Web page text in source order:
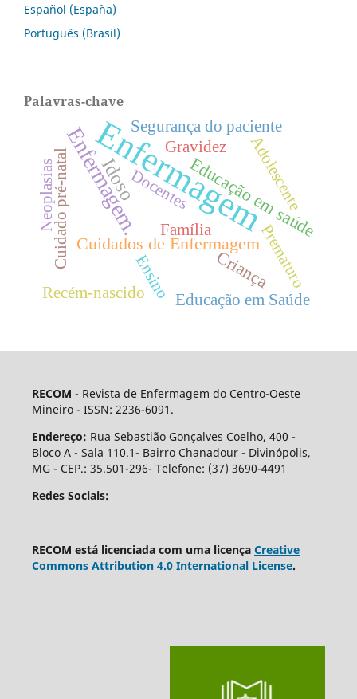
Español (España)
Português (Brasil)
Palavras-chave
Enfermagem
Enfermagem.
Idoso
Cuidados de Enfermagem
Criança
Educação em saúde
Cuidado pré-natal
Educação em Saúde
Adolescente
Família
Ensino
Segurança do paciente
Recém-nascido
Neoplasias Docentes
Prematuro
Gravidez
RECOM - Revista de Enfermagem do Centro-Oeste
Mineiro - ISSN: 2236-6091.
Endereço: Rua Sebastião Gonçalves Coelho, 400 -
Bloco A - Sala 110.1- Bairro Chanadour - Divinópolis,
MG - CEP.: 35.501-296- Telefone: (37) 3690-4491
Redes Sociais:
RECOM está licenciada com uma licença Creative
Commons Attribution 4.0 International License.